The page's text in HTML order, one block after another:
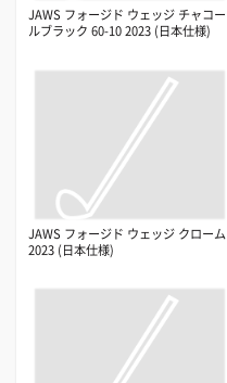
JAWS フォージド ウェッジ チャコー
ルブラック 60-10 2023 (日本仕様)
JAWS フォージド ウェッジ クローム
2023 (日本仕様)